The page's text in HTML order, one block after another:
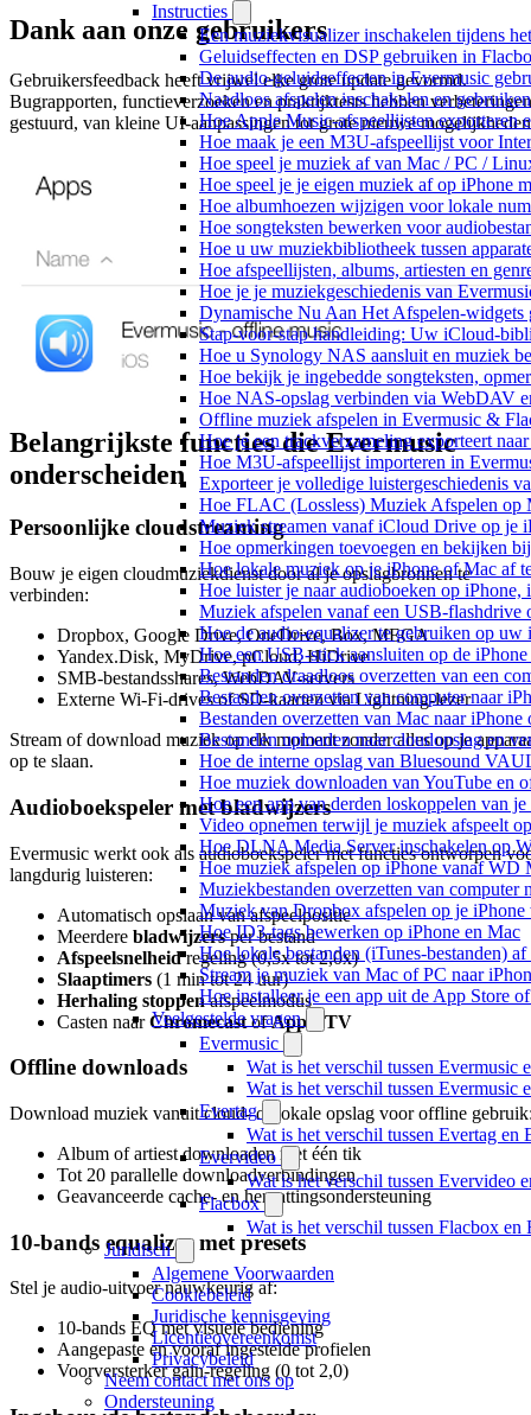
Instructies
Een muziekvisualizer inschakelen tijdens
Geluidseffecten en DSP gebruiken in
De audio-geluidseffecten in Evermusic
Naadloos afspelen inschakelen en
Hoe Apple Music-afspeellijsten exporteren
Hoe maak je een M3U-afspeellijst voor
Hoe speel je muziek af van Mac / PC /
Hoe speel je je eigen muziek af op iPhone
Hoe albumhoezen wijzigen voor lokale
Hoe songteksten bewerken voor
Hoe u uw muziekbibliotheek tussen
Hoe afspeellijsten, albums, artiesten en
Hoe je je muziekgeschiedenis van
Dynamische Nu Aan Het Afspelen-
Stap-voor-stap handleiding: Uw iCloud-
Hoe u Synology NAS aansluit en muziek
Hoe bekijk je ingebedde songteksten,
Hoe NAS-opslag verbinden via WebDAV
Offline muziek afspelen in Evermusic &
Hoe je een trackverzameling exporteert
Hoe M3U-afspeellijst importeren in
Exporteer je volledige luistergeschiedenis
Hoe FLAC (Lossless) Muziek Afspelen op
Muziek streamen vanaf iCloud Drive op je
Hoe opmerkingen toevoegen en bekijken
Hoe lokale muziek op je iPhone of Mac af
Hoe luister je naar audioboeken op iPhone,
Muziek afspelen vanaf een USB-
Hoe de audio-equalizer te gebruiken op
Hoe een USB-stick aansluiten op de
Bestanden draadloos overzetten van een
Bestanden overzetten van computer naar
Bestanden overzetten van Mac naar
Bestanden uploaden naar cloudopslag en
Hoe de interne opslag van Bluesound
Hoe muziek downloaden van YouTube en
Hoe een app van derden loskoppelen van
Video opnemen terwijl je muziek afspeelt
Hoe DLNA Media Server inschakelen op
Hoe muziek afspelen op iPhone vanaf WD
Muziekbestanden overzetten van
Muziek van Dropbox afspelen op je
Hoe ID3-tags bewerken op iPhone en Mac
Hoe lokale bestanden (iTunes-bestanden)
Stream je muziek van Mac of PC naar
Hoe installeer je een app uit de App Store
Veelgestelde vragen
Evermusic
Wat is het verschil tussen Evermusic
Wat is het verschil tussen Evermusic
Evertag
Wat is het verschil tussen Evertag en
Evervideo
Wat is het verschil tussen Evervideo
Flacbox
Wat is het verschil tussen Flacbox en
Juridisch
Algemene Voorwaarden
Cookiebeleid
Juridische kennisgeving
Licentieovereenkomst
Privacybeleid
Neem contact met ons op
Ondersteuning
Dank aan onze gebruikers
Gebruikersfeedback heeft vrijwel elke grote update gevormd.
Bugrapporten, functieverzoeken en praktijktests hebben verbeteringen
gestuurd, van kleine UI-aanpassingen tot grote nieuwe
Belangrijkste functies die Evermusic
onderscheiden
Persoonlijke cloudstreaming
Bouw je eigen cloudmuziekdienst door al je opslagbronnen te
verbinden:
Dropbox, Google Drive, OneDrive, Box, MEGA
Yandex.Disk, MyDrive, pCloud, HiDrive
SMB-bestandsshares, WebDAV-servers
Externe Wi-Fi-drives of SD-kaarten via Lightning-lezer
Stream of download muziek op elk moment zonder alles op je
op te slaan.
Audioboekspeler met bladwijzers
Evermusic werkt ook als audioboekspeler met functies ontworpen
langdurig luisteren:
Automatisch opslaan van afspeelpositie
Meerdere bladwijzersper bestand
Afspeelsnelheidregeling (0,5x tot 2,0x)
Slaaptimers (1 min tot 24 uur)
Herhaling stoppenafspeelmodus
Casten naarChromecastofApple TV
Offline downloads
Download muziek vanuit cloud- of lokale opslag voor offline
Album of artiest downloaden met één tik
Tot 20 parallelle downloadverbindingen
Geavanceerde cache- en hervattingsondersteuning
10-bands equalizer met presets
Stel je audio-uitvoer nauwkeurig af:
10-bands EQ met visuele bediening
Aangepaste en vooraf ingestelde profielen
Voorversterker gain-regeling (0 tot 2,0)